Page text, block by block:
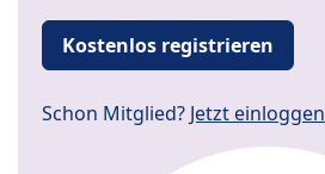
Kostenlos registrieren
Schon Mitglied? Jetzt einloggen